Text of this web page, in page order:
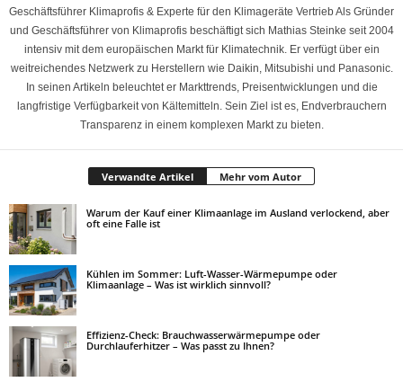
Geschäftsführer Klimaprofis & Experte für den Klimageräte Vertrieb Als Gründer
und Geschäftsführer von Klimaprofis beschäftigt sich Mathias Steinke seit 2004
intensiv mit dem europäischen Markt für Klimatechnik. Er verfügt über ein
weitreichendes Netzwerk zu Herstellern wie Daikin, Mitsubishi und Panasonic.
In seinen Artikeln beleuchtet er Markttrends, Preisentwicklungen und die
langfristige Verfügbarkeit von Kältemitteln. Sein Ziel ist es, Endverbrauchern
Transparenz in einem komplexen Markt zu bieten.
Verwandte Artikel Mehr vom Autor
Warum der Kauf einer Klimaanlage im Ausland verlockend, aber
oft eine Falle ist
Kühlen im Sommer: Luft-Wasser-Wärmepumpe oder
Klimaanlage – Was ist wirklich sinnvoll?
Effizienz-Check: Brauchwasserwärmepumpe oder
Durchlauferhitzer – Was passt zu Ihnen?